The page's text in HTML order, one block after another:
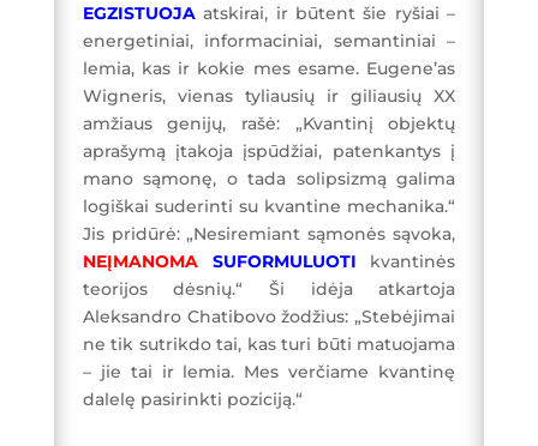
EGZISTUOJAatskirai, ir būtent šie ryšiai –
energetiniai, informaciniai, semantiniai –
lemia, kas ir kokie mes esame. Eugene’as
Wigneris, vienas tyliausių ir giliausių XX
amžiaus genijų, rašė: „Kvantinį objektų
aprašymą įtakoja įspūdžiai, patenkantys į
mano sąmonę, o tada solipsizmą galima
logiškai suderinti su kvantine mechanika.“
Jis pridūrė: „Nesiremiant sąmonės sąvoka,
NEĮMANOMA
SUFORMULUOTI kvantinės
teorijos dėsnių.“ Ši idėja atkartoja
Aleksandro Chatibovo žodžius: „Stebėjimai
ne tik sutrikdo tai, kas turi būti matuojama
– jie tai ir lemia. Mes verčiame kvantinę
dalelę pasirinkti poziciją.“